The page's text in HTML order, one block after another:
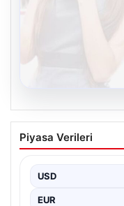
Kelebek
İletişimin
İnternet çağında
Piyasa Verileri
USD
EUR